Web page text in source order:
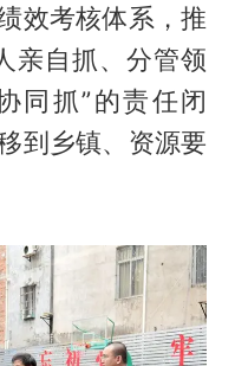
效考核体系，推
亲自抓、分管领
同抓”的责任闭
到乡镇、资源要